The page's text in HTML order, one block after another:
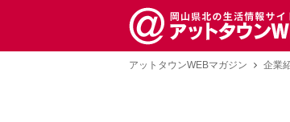
アットタウンWEBマガジン 企業